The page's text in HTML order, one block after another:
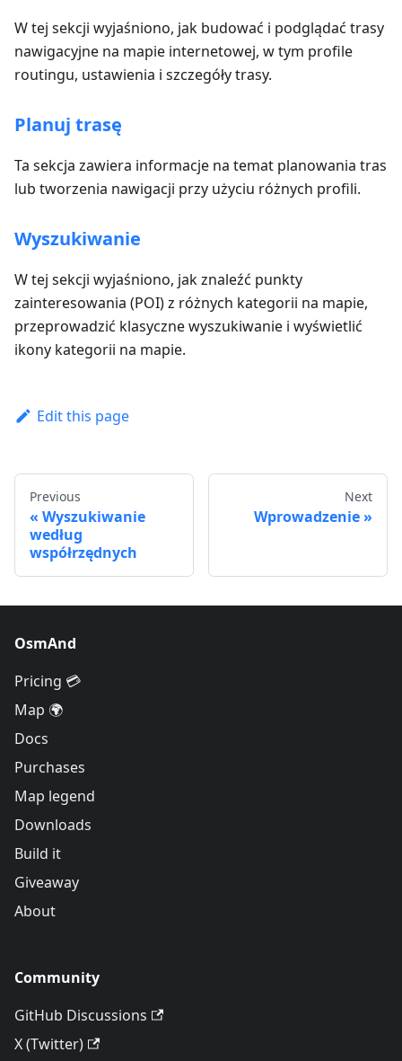
W tej sekcji wyjaśniono, jak budować i podglądać trasy
nawigacyjne na mapie internetowej, w tym profile
routingu, ustawienia i szczegóły trasy.
Planuj trasę
Ta sekcja zawiera informacje na temat planowania tras
lub tworzenia nawigacji przy użyciu różnych profili.
Wyszukiwanie
W tej sekcji wyjaśniono, jak znaleźć punkty
zainteresowania (POI) z różnych kategorii na mapie,
przeprowadzić klasyczne wyszukiwanie i wyświetlić
ikony kategorii na mapie.
Edit this page
Previous
Wyszukiwanie
według
współrzędnych
Next
Wprowadzenie
OsmAnd
Pricing 💳
Map 🌍
Docs
Purchases
Map legend
Downloads
Build it
Giveaway
About
Community
GitHub Discussions
X (Twitter)